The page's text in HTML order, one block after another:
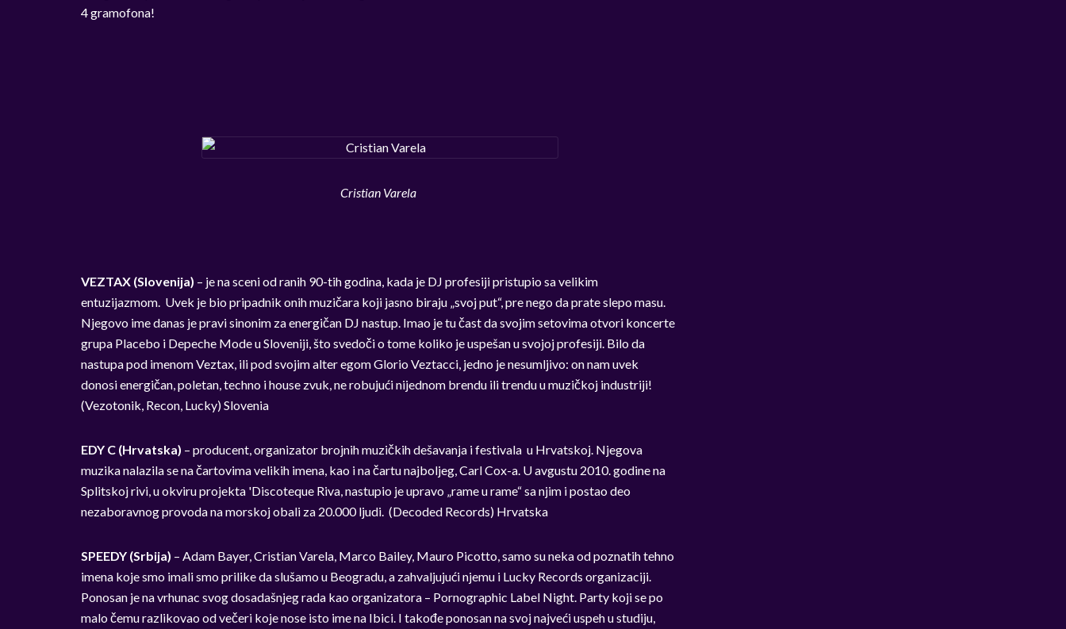
4 gramofona!
Cristian Varela
VEZTAX (Slovenija) – je na sceni od ranih 90-tih godina, kada je DJ profesiji pristupio sa velikim
entuzijazmom. Uvek je bio pripadnik onih muzičara koji jasno biraju „svoj put“, pre nego da prate slepo masu.
Njegovo ime danas je pravi sinonim za energičan DJ nastup. Imao je tu čast da svojim setovima otvori koncerte
grupa Placebo i Depeche Mode u Sloveniji, što svedoči o tome koliko je uspešan u svojoj profesiji. Bilo da
nastupa pod imenom Veztax, ili pod svojim alter egom Glorio Veztacci, jedno je nesumljivo: on nam uvek
donosi energičan, poletan, techno i house zvuk, ne robujući nijednom brendu ili trendu u muzičkoj industriji!
(Vezotonik, Recon, Lucky) Slovenia
EDY C (Hrvatska) – producent, organizator brojnih muzičkih dešavanja i festivala u Hrvatskoj. Njegova
muzika nalazila se na čartovima velikih imena, kao i na čartu najboljeg, Carl Cox-a. U avgustu 2010. godine na
Splitskoj rivi, u okviru projekta 'Discoteque Riva, nastupio je upravo „rame u rame“ sa njim i postao deo
nezaboravnog provoda na morskoj obali za 20.000 ljudi. (Decoded Records) Hrvatska
SPEEDY (Srbija) – Adam Bayer, Cristian Varela, Marco Bailey, Mauro Picotto, samo su neka od poznatih tehno
imena koje smo imali smo prilike da slušamo u Beogradu, a zahvaljujući njemu i Lucky Records organizaciji.
Ponosan je na vrhunac svog dosadašnjeg rada kao organizatora – Pornographic Label Night. Party koji se po
malo čemu razlikovao od večeri koje nose isto ime na Ibici. I takođe ponosan na svoj najveći uspeh u studiju,